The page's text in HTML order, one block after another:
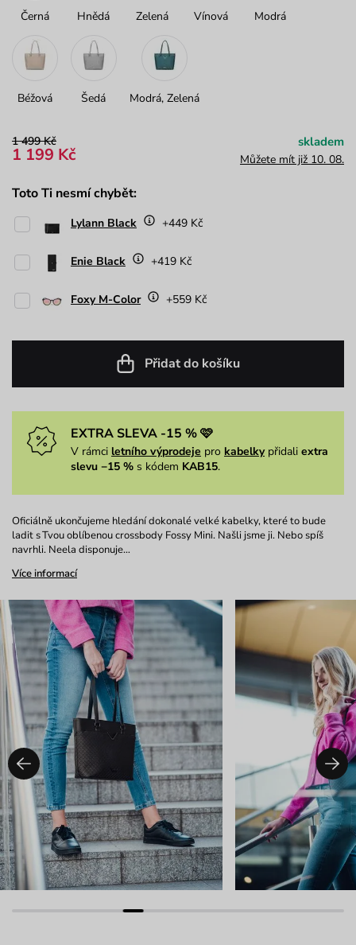
Černá Hnědá Zelená Vínová Modrá
Béžová Šedá Modrá, Zelená
1 499 Kč
1 199 Kč
skladem
Můžete mít již 10. 08.
Toto Ti nesmí chybět:
Lylann Black +449 Kč
Enie Black +419 Kč
Foxy M-Color +559 Kč
Přidat do košíku
EXTRA SLEVA -15 % 🩷
V rámci letního výprodeje pro kabelkypřidali extra
slevu −15 % s kódem KAB15.
Oficiálně ukončujeme hledání dokonalé velké kabelky, které to bude
ladit s Tvou oblíbenou crossbody Fossy Mini. Našli jsme ji. Nebo spíš
navrhli. Neela disponuje…
Více informací